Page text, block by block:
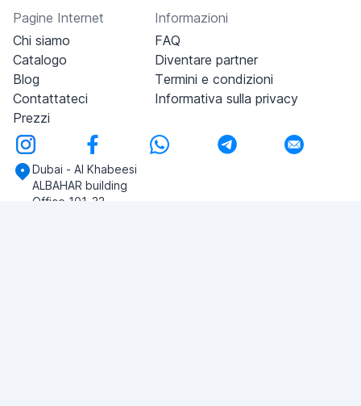
Pagine Internet
Chi siamo
Catalogo
Blog
Contattateci
Prezzi
Informazioni
FAQ
Diventare partner
Termini e condizioni
Informativa sulla privacy
Dubai - Al Khabeesi
ALBAHAR building
Office 101-33